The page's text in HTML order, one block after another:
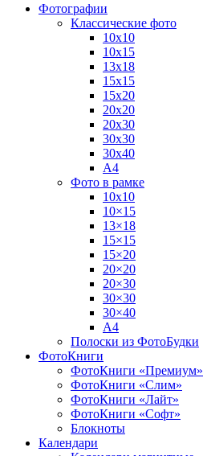
Фотографии
Классические фото
10х10
10х15
13х18
15х15
15х20
20х20
20х30
30х30
30х40
А4
Фото в рамке
10х10
10×15
13×18
15×15
15×20
20×20
20×30
30×30
30×40
A4
Полоски из ФотоБудки
ФотоКниги
ФотоКниги «Премиум»
ФотоКниги «Слим»
ФотоКниги «Лайт»
ФотоКниги «Софт»
Блокноты
Календари